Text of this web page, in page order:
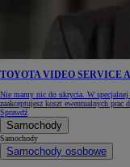
TOYOTA VIDEO SERVICE
Nie mamy nic do ukrycia. W
zaakceptujesz koszt ewentualnych prac
Sprawdź
Samochody
Samochody
Samochody osobowe